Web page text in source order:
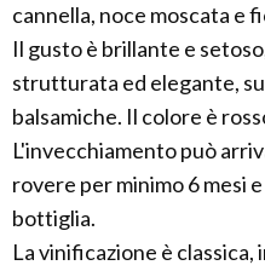
cannella, noce moscata e
Il gusto è brillante e
strutturata ed elegante,
balsamiche. Il colore è
L'invecchiamento può
rovere per minimo 6 mesi
bottiglia.
La vinificazione è classica,